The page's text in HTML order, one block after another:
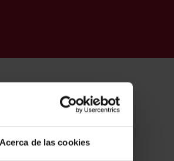
Acerca de las cookies